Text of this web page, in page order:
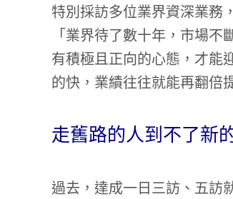
特別採訪多位業界資深業務
「業界待了數十年，市場
有積極且正向的心態，才能
的快，業績往往就能再翻倍
走舊路的人到不了新
過去，達成一日三訪、五訪